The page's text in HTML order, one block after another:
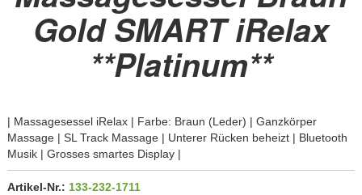
Gold SMART iRelax
**Platinum**
| Massagesessel iRelax | Farbe: Braun (Leder) | Ganzkörper
Massage | SL Track Massage | Unterer Rücken beheizt | Bluetooth
Musik | Grosses smartes Display |
Artikel-Nr.: 133-232-1711